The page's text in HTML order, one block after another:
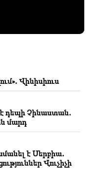
Վինիսիուս
է դեպի Չինաստան․
մարդ
է Սերբիա․
Վուչիչի